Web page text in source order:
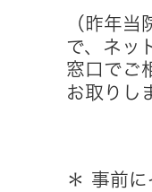
（昨年当
で、ネッ
窓口でご
お取りし
＊ 事前